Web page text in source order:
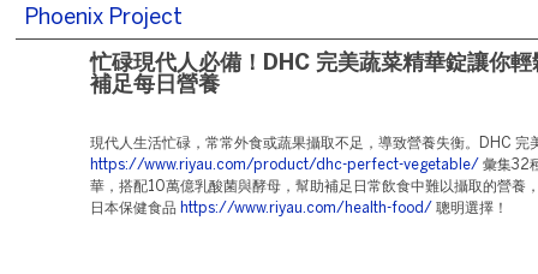
Phoenix Project
忙碌現代人必備！DHC 完美蔬菜精華錠讓你輕
補足每日營養
現代人生活忙碌，常常外食或蔬果攝取不足，導致營養失衡。DHC 完
https://www.riyau.com/product/dhc-perfect-vegetable/ 彙集32
華，搭配10萬億乳酸菌與酵母，幫助補足日常飲食中難以攝取的營養
日本保健食品 https://www.riyau.com/health-food/ 聰明選擇！